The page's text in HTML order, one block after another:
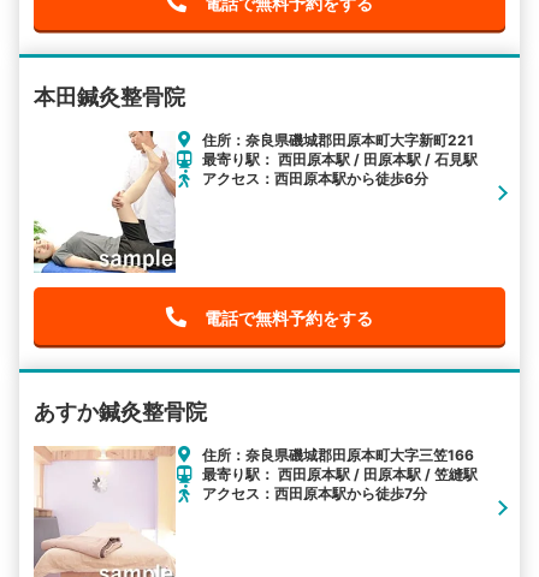
本田鍼灸整骨院
住所：奈良県磯城郡田原本町大字新町221
最寄り駅： 西田原本駅 / 田原本駅 / 石見駅
アクセス：西田原本駅から徒歩6分
電話で無料予約をする
あすか鍼灸整骨院
住所：奈良県磯城郡田原本町大字三笠166
最寄り駅： 西田原本駅 / 田原本駅 / 笠縫駅
アクセス：西田原本駅から徒歩7分